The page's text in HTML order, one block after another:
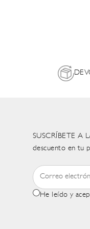
SUSCRÍBETE A
descuento en tu
He leído y